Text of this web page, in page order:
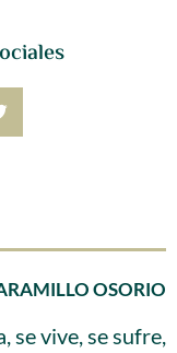
OSORIO
se vive, se sufre,